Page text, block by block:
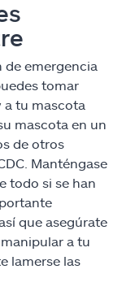
de emergencia
tomar
a tu mascota
mascota en un
de otros
Manténgase
todo si se han
que asegúrate
a tu
lamerse las